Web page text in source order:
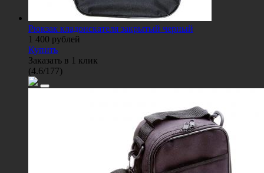
Рюкзак кладоискателя закрытый черный
1 400 рублей
Купить
Заказать в 1 клик
(4.6/177)